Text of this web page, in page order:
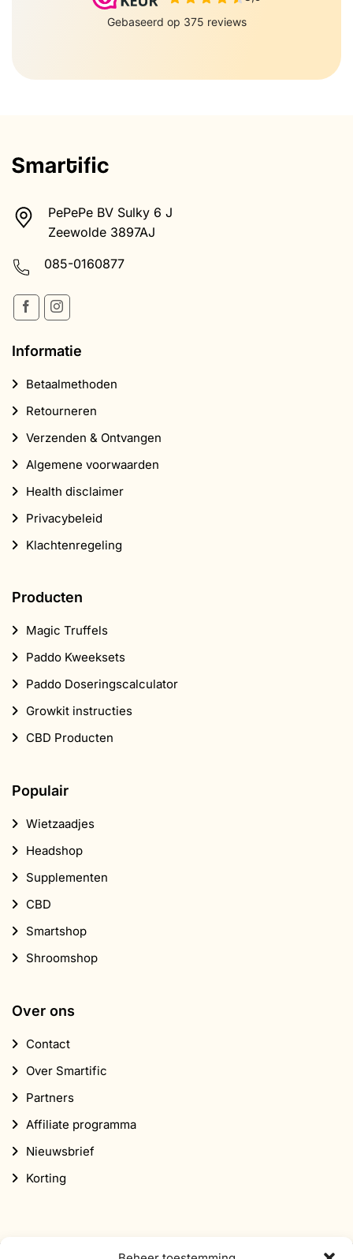
PePePe BV Sulky 6 J
Zeewolde 3897AJ
085-0160877
Informatie
Betaalmethoden
Retourneren
Verzenden & Ontvangen
Algemene voorwaarden
Health disclaimer
Privacybeleid
Klachtenregeling
Producten
Magic Truffels
Paddo Kweeksets
Paddo Doseringscalculator
Growkit instructies
CBD Producten
Populair
Wietzaadjes
Headshop
Supplementen
CBD
Smartshop
Shroomshop
Over ons
Contact
Over Smartific
Partners
Affiliate programma
Nieuwsbrief
Korting